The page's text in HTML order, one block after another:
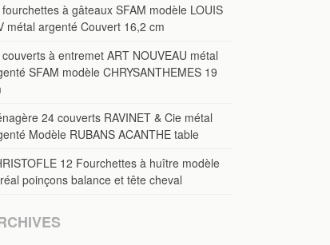
fourchettes à gâteaux SFAM modèle LOUIS
métal argenté Couvert 16,2 cm
couverts à entremet ART NOUVEAU métal
SFAM modèle CHRYSANTHEMES 19
24 couverts RAVINET & Cie métal
Modèle RUBANS ACANTHE table
12 Fourchettes à huître modèle
poinçons balance et tête cheval